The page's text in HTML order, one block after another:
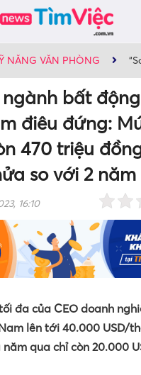
NĂNG VĂN PHÒNG
ngành bất
điêu đứng:
470 triệu
so với 2
16:10
đa của CEO doanh
lên tới 40.000 USD/
qua chỉ còn 20.000